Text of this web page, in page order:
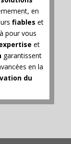
en
fiables et
pour vous
et
garantissent
en la
du